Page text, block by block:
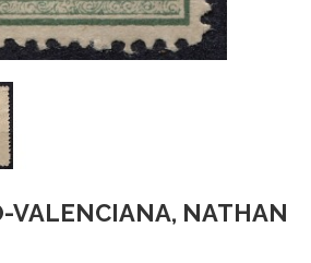
VALENCIANA, NATHAN